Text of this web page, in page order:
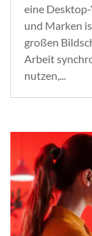
eine
und Marken
großen
Arbeit
nutzen,...